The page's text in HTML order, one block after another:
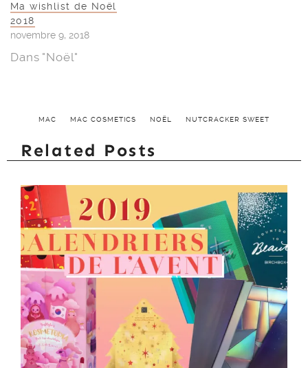
Ma wishlist de Noël
2018
novembre 9, 2018
Dans "Noël"
MAC MAC COSMETICS NOËL NUTCRACKER SWEET
Related Posts